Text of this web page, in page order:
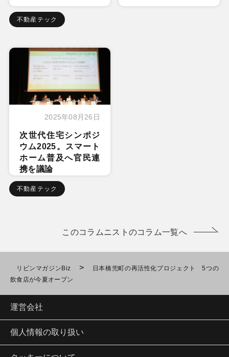
不動産テック
2025年08月26日
次世代住宅シンポジ
ウム2025。スマート
ホーム普及へ官民連
携を議論
不動産テック
このコラムニストのコラム一覧へ
リビンマガジンBiz >
日本橋兜町の再活性化プロジェクト 5つの
飲食店が今夏オープン
運営会社
個人情報の取り扱い